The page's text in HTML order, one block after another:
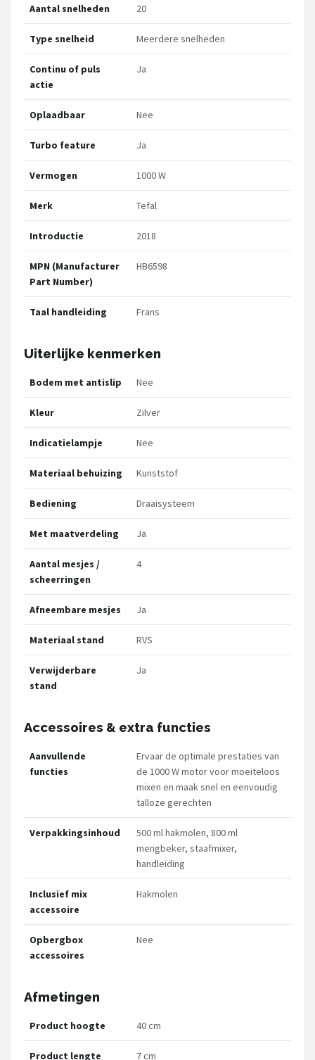
Aantal snelheden 20
Type snelheid Meerdere snelheden
Continu of puls
actie
Ja
Oplaadbaar Nee
Turbo feature Ja
Vermogen 1000 W
Merk Tefal
Introductie 2018
MPN (Manufacturer
Part Number)
HB6598
Taal handleiding Frans
Uiterlijke kenmerken
Bodem met antislip Nee
Kleur Zilver
Indicatielampje Nee
Materiaal behuizing Kunststof
Bediening Draaisysteem
Met maatverdeling Ja
Aantal mesjes /
scheerringen
4
Afneembare mesjes Ja
Materiaal stand RVS
Verwijderbare
stand
Ja
Accessoires & extra functies
Aanvullende
functies
Ervaar de optimale prestaties van
de 1000 W motor voor moeiteloos
mixen en maak snel en eenvoudig
talloze gerechten
Verpakkingsinhoud
500 ml hakmolen, 800 ml
mengbeker, staafmixer,
handleiding
Inclusief mix
accessoire
Hakmolen
Opbergbox
accessoires
Nee
Afmetingen
Product hoogte 40 cm
Product lengte 7 cm